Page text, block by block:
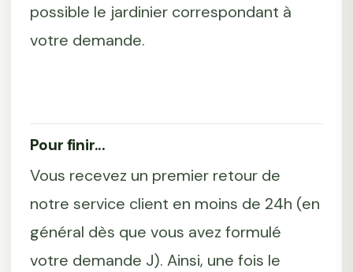
possible le jardinier correspondant à
votre demande.
Pour finir...
Vous recevez un premier retour de
notre service client en moins de 24h (en
général dès que vous avez formulé
votre demande J). Ainsi, une fois le